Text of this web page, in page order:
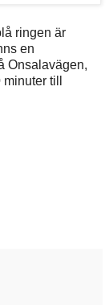
ringen är
en
Onsalavägen,
till